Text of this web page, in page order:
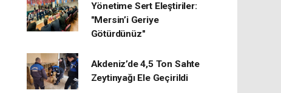
Yönetime Sert Eleştiriler:
"Mersin’i Geriye
Götürdünüz"
Akdeniz’de 4,5 Ton Sahte
Zeytinyağı Ele Geçirildi